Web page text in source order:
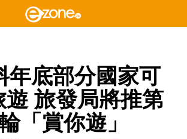
年底部分國家可
遊 旅發局將推第
「賞你遊」